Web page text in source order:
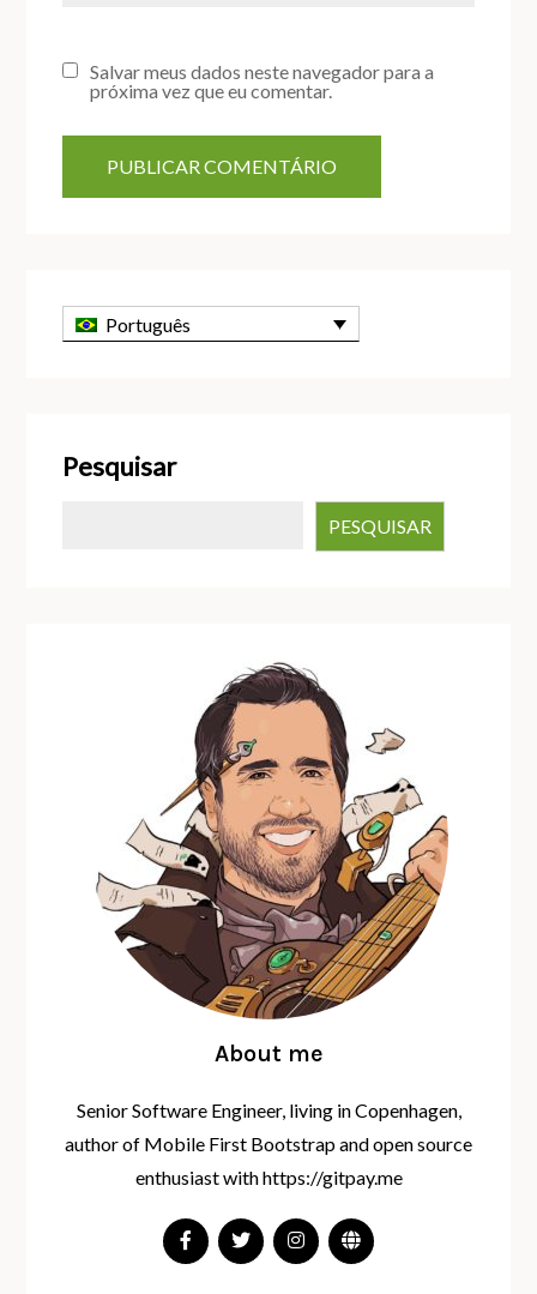
Salvar meus dados neste navegador para a
próxima vez que eu comentar.
Português
Pesquisar
PESQUISAR
About me
Senior Software Engineer, living in Copenhagen,
author of Mobile First Bootstrap and open source
enthusiast with https://gitpay.me